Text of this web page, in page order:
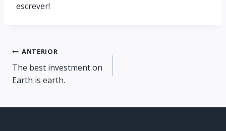
escrever!
Navegação
de
Post
ANTERIOR
The best investment on
Earth is earth.